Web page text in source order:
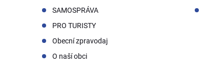
SAMOSPRÁVA
PRO TURISTY
Obecní zpravodaj
O naší obci